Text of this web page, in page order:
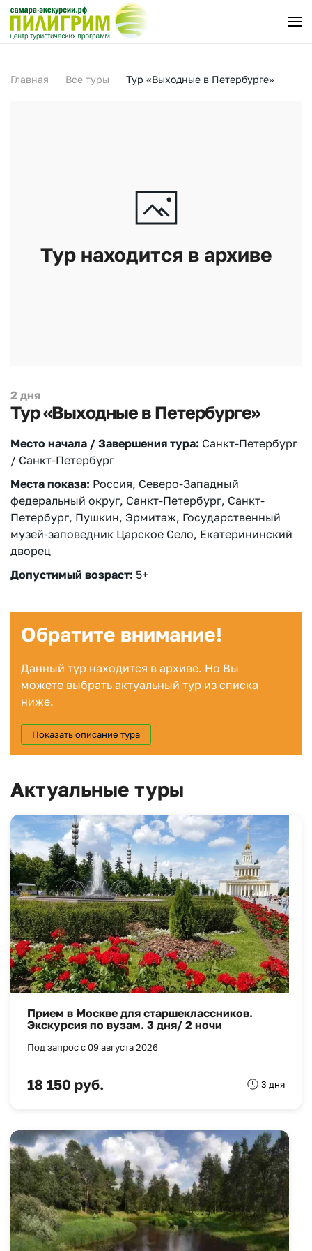
Перейти к содержимому
Главная Все туры Тур «Выходные в Петербурге»
Тур находится в архиве
2 дня
Тур «Выходные в Петербурге»
Место начала / Завершения тура: Санкт-Петербург
/ Санкт-Петербург
Места показа: Россия, Северо-Западный
федеральный округ, Санкт-Петербург, Санкт-
Петербург, Пушкин, Эрмитаж, Государственный
музей-заповедник Царское Село, Екатерининский
дворец
Допустимый возраст: 5+
Обратите внимание!
Данный тур находится в архиве. Но Вы
можете выбрать актуальный тур из списка
ниже.
Показать описание тура
Актуальные туры
Прием в Москве для старшеклассников.
Экскурсия по вузам. 3 дня/ 2 ночи
Под запрос с 09 августа 2026
18 150 руб. 3 дня